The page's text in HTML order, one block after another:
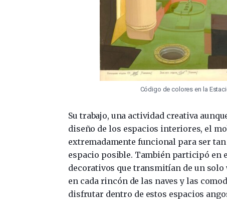
Código de colores en la
Su trabajo, una actividad creativa
diseño de los espacios interiores, el
extremadamente funcional para ser
espacio posible. También participó en
decorativos que transmitían de un
en cada rincón de las naves y las
disfrutar dentro de estos espacios